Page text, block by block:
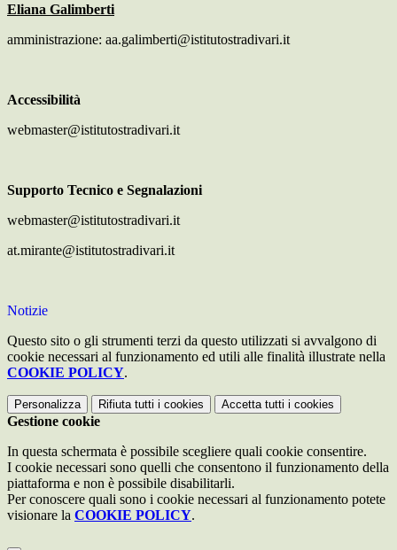
Eliana Galimberti
amministrazione: aa.galimberti@istitutostradivari.it
Accessibilità
webmaster@istitutostradivari.it
Supporto Tecnico e Segnalazioni
webmaster@istitutostradivari.it
at.mirante@istitutostradivari.it
Notizie
Questo sito o gli strumenti terzi da questo utilizzati si avvalgono di
cookie necessari al funzionamento ed utili alle finalità illustrate nella
COOKIE POLICY.
Personalizza Rifiuta tutti i cookies Accetta tutti i cookies
Gestione cookie
In questa schermata è possibile scegliere quali cookie consentire.
I cookie necessari sono quelli che consentono il funzionamento della
piattaforma e non è possibile disabilitarli.
Per conoscere quali sono i cookie necessari al funzionamento potete
visionare la COOKIE POLICY.